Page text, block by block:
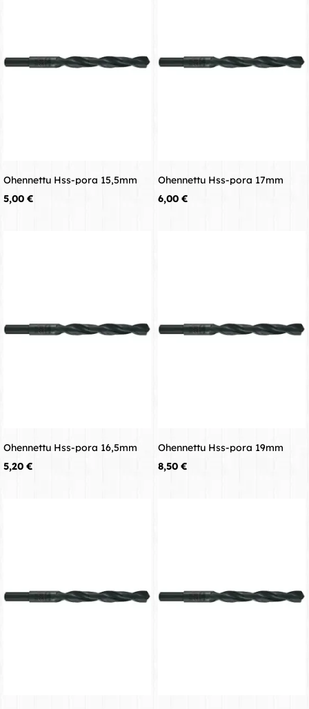
Ohennettu Hss-pora 15,5mm
Hinta
5,00 €
Ohennettu Hss-pora 17mm
Hinta
6,00 €
Ohennettu Hss-pora 16,5mm
Hinta
5,20 €
Ohennettu Hss-pora 19mm
Hinta
8,50 €